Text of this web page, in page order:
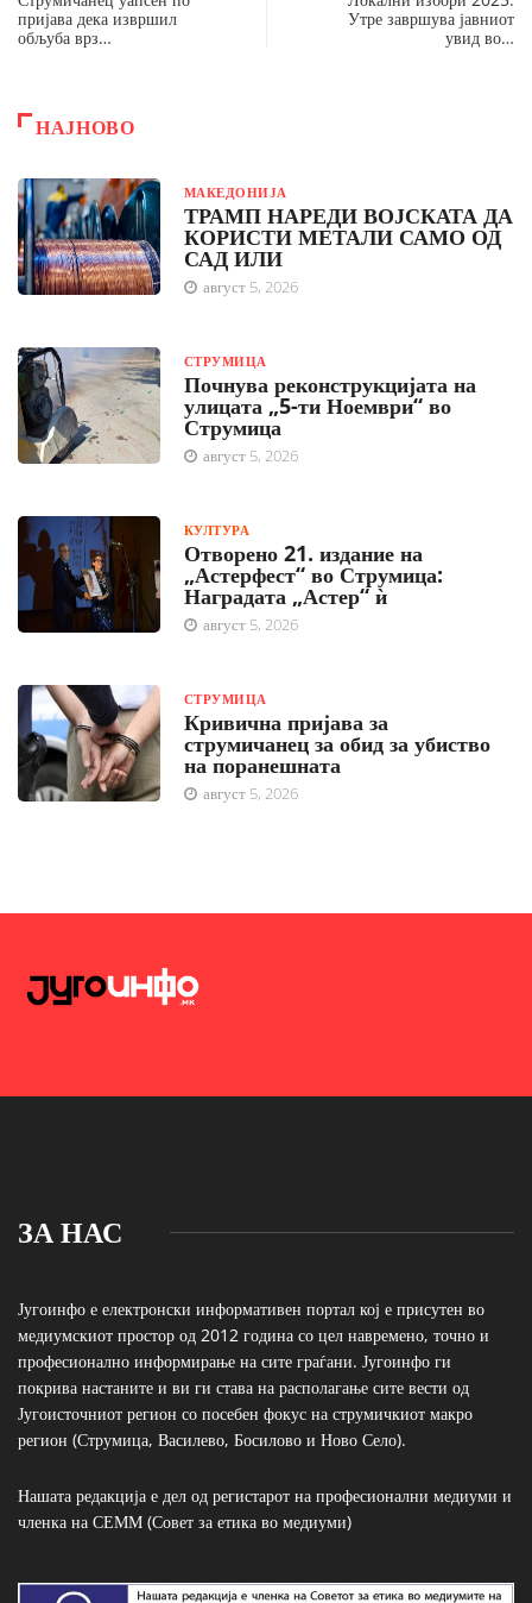
пријава дека извршил
обљуба врз…
Утре завршува јавниот
увид во…
НАЈНОВО
МАКЕДОНИЈА
ТРАМП НАРЕДИ ВОЈСКАТА ДА
КОРИСТИ МЕТАЛИ САМО ОД
САД ИЛИ
август 5, 2026
СТРУМИЦА
Почнува реконструкцијата на
улицата „5-ти Ноември“ во
Струмица
август 5, 2026
КУЛТУРА
Отворено 21. издание на
„Астерфест“ во Струмица:
Наградата „Астер“ ѝ
август 5, 2026
СТРУМИЦА
Кривична пријава за
струмичанец за обид за убиство
на поранешната
август 5, 2026
ЗА НАС
Југоинфо е електронски информативен портал кој е присутен во
медиумскиот простор од 2012 година со цел навремено, точно и
професионално информирање на сите граѓани. Југоинфо ги
покрива настаните и ви ги става на располагање сите вести од
Југоисточниот регион со посебен фокус на струмичкиот макро
регион (Струмица, Василево, Босилово и Ново Село).
Нашата редакција е дел од регистарот на професионални медиуми и
членка на СЕММ (Совет за етика во медиуми)